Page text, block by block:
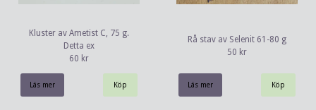
Kluster av Ametist C, 75 g.
Detta ex
60 kr
Läs mer
Rå stav av Selenit 61-80 g
50 kr
Läs mer